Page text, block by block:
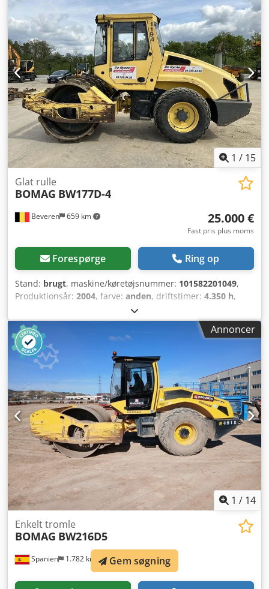
1 / 15
Beveren 659 km
Glat rulle
BOMAG BW177D-4
25.000 €
Fast pris plus moms
Forespørge Ring op
Stand: brugt, maskine/køretøjsnummer: 101582201049,
Produktionsår: 2004, farve: anden, driftstimer: 4.350 h,
Maskiner til salg! Gennemse vores hjemmeside for et stort
udvalg af maskiner, der er klar til køb. Vi har flere
muligheder end dem, du ser online, så kontakt os endelig
pr. telefon eller e-mail når som helst. Alle vores maskiner
er fuldt servicerede og kontrolleret for pålidelighed. Har
du brug for billeder? Kontakt os, og vi sender dem straks.
Dodpfxszblb Us Abxeck Vi assisterer dig gerne på
hollandsk, engelsk, fransk, tysk, spansk og russisk. Oplev
vores brede udvalg af driftssikre maskiner.
Annoncer
1 / 14
Spanien 1.782 km
Enkelt tromle
BOMAG BW216D5
Gem søgning